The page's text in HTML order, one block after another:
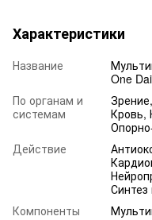
Характеристики
Название
One
По органам и
системам
Кровь,
Действие
Синтез
Компоненты